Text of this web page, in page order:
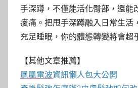
手深蹲，不僅能活化臀部，還能
痠痛。把甩手深蹲融入日常生活
充足睡眠，你的體態轉變將會超
【其他文章推薦】
鳳凰電波資訊懶人包大公開